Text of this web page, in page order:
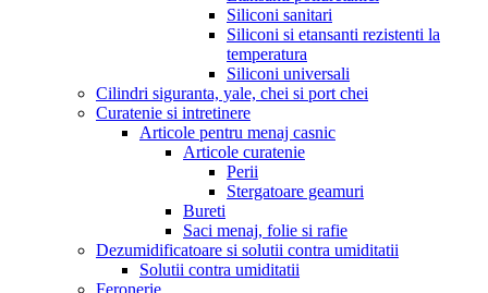
Siliconi sanitari
Siliconi si etansanti rezistenti la
temperatura
Siliconi universali
Cilindri siguranta, yale, chei si port chei
Curatenie si intretinere
Articole pentru menaj casnic
Articole curatenie
Perii
Stergatoare geamuri
Bureti
Saci menaj, folie si rafie
Dezumidificatoare si solutii contra umiditatii
Solutii contra umiditatii
Feronerie